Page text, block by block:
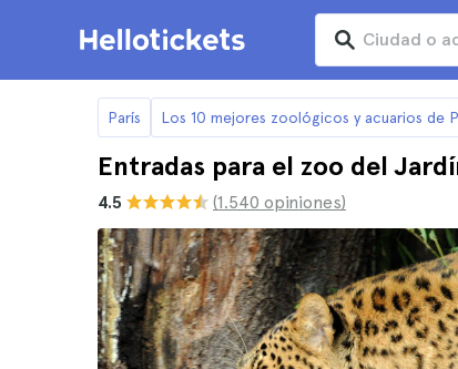
París Los 10 mejores zoológicos y acuarios de
Entradas para el zoo del
4.5 (1.540 opiniones)